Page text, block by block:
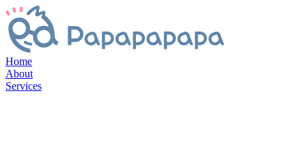
Home
About
Services